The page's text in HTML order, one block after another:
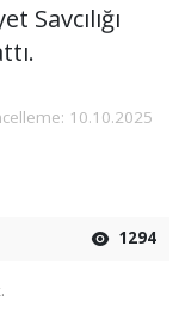
Savcılığı
10.10.2025
1294